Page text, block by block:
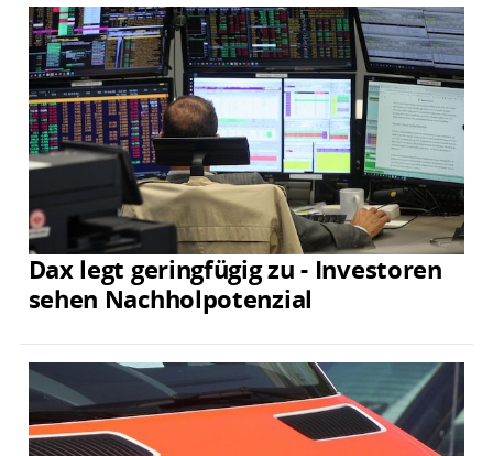
Dax legt geringfügig zu - Investoren
sehen Nachholpotenzial